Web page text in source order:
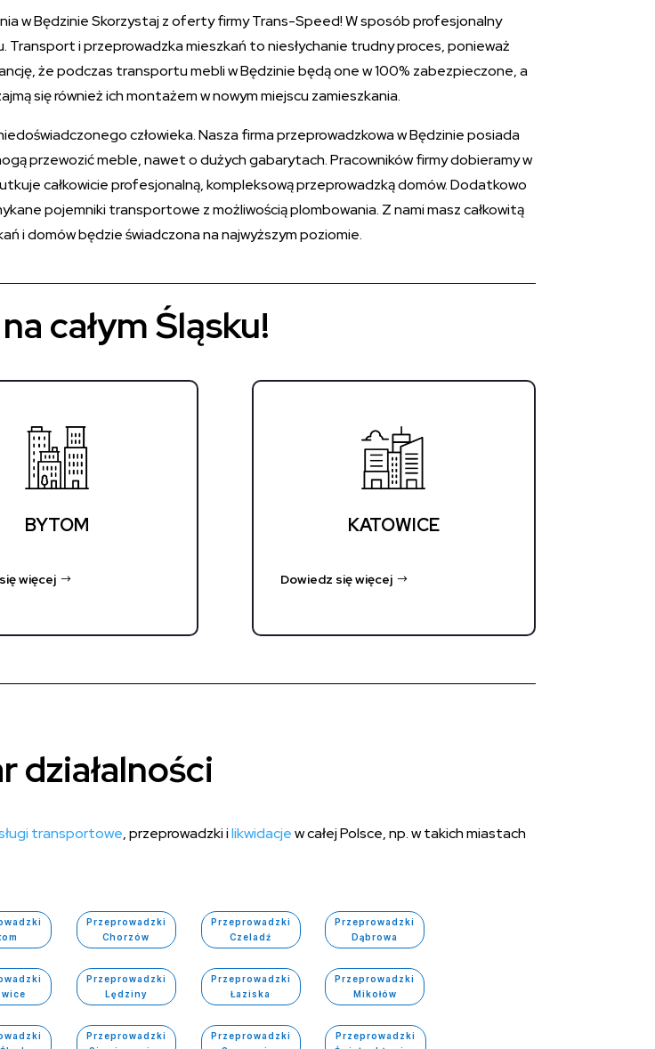
w Będzinie Skorzystaj z oferty firmy Trans-Speed! W sposób profesjonalny
i przeprowadzka mieszkań to niesłychanie trudny proces, ponieważ
że podczas transportu mebli w Będzinie będą one w 100% zabezpieczone, a
się również ich montażem w nowym miejscu zamieszkania.
człowieka. Nasza firma przeprowadzkowa w Będzinie posiada
przewozić meble, nawet o dużych gabarytach. Pracowników firmy dobieramy w
całkowicie profesjonalną, kompleksową przeprowadzką domów. Dodatkowo
pojemniki transportowe z możliwością plombowania. Z nami masz całkowitą
i domów będzie świadczona na najwyższym poziomie.
całym Śląsku!
BYTOM
więcej
KATOWICE
Dowiedz się więcej
działalności
transportowe, przeprowadzki ilikwidacjew całej Polsce, np. w takich miastach
Przeprowadzki
Chorzów
Przeprowadzki
Lędziny
Przeprowadzki
Przeprowadzki
Czeladź
Przeprowadzki
Łaziska
Przeprowadzki
Przeprowadzki
Dąbrowa
Przeprowadzki
Mikołów
Przeprowadzki